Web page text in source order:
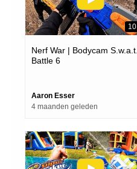
Nerf War | Bodycam
Battle 6
Aaron Esser
4 maanden geleden